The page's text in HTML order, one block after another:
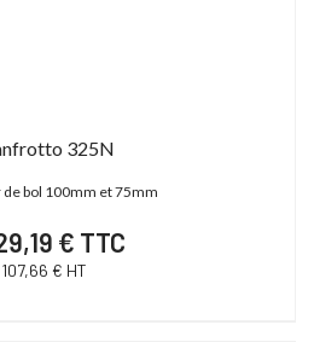
325N
bol 100mm et 75mm
€ TTC
107,66 € HT